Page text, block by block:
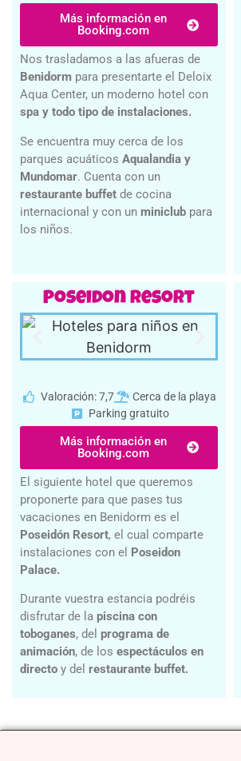
Más información en
Booking.com
Nos trasladamos a las afueras de
Benidorm para presentarte el Deloix
Aqua Center, un moderno hotel con
spa y todo tipo de instalaciones.
Se encuentra muy cerca de los
parques acuáticos Aqualandia y
Mundomar. Cuenta con un
restaurante buffet de cocina
internacional y con un miniclub para
los niños.
Poseidon Resort
Valoración: 7,7
Cerca de la playa
Parking gratuito
Más información en
Booking.com
El siguiente hotel que queremos
proponerte para que pases tus
vacaciones en Benidorm es el
Poseidón Resort, el cual comparte
instalaciones con el Poseidon
Palace.
Durante vuestra estancia podréis
disfrutar de la piscina con
toboganes, del programa de
animación, de los espectáculos en
directo y del restaurante buffet.